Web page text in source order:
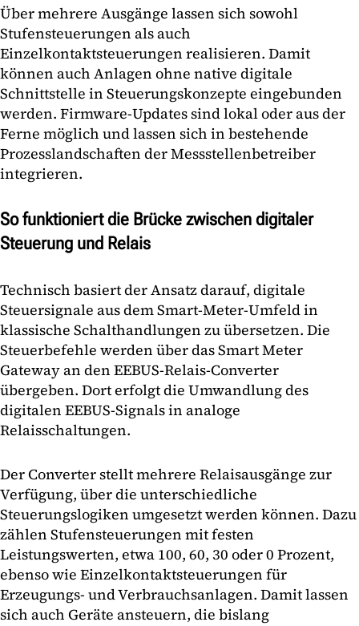
Über mehrere Ausgänge lassen sich sowohl
Stufensteuerungen als auch
Einzelkontaktsteuerungen realisieren. Damit
können auch Anlagen ohne native digitale
Schnittstelle in Steuerungskonzepte eingebunden
werden. Firmware-Updates sind lokal oder aus der
Ferne möglich und lassen sich in bestehende
Prozesslandschaften der Messstellenbetreiber
integrieren.
So funktioniert die Brücke zwischen digitaler
Steuerung und Relais
Technisch basiert der Ansatz darauf, digitale
Steuersignale aus dem Smart-Meter-Umfeld in
klassische Schalthandlungen zu übersetzen. Die
Steuerbefehle werden über das Smart Meter
Gateway an den EEBUS-Relais-Converter
übergeben. Dort erfolgt die Umwandlung des
digitalen EEBUS-Signals in analoge
Relaisschaltungen.
Der Converter stellt mehrere Relaisausgänge zur
Verfügung, über die unterschiedliche
Steuerungslogiken umgesetzt werden können. Dazu
zählen Stufensteuerungen mit festen
Leistungswerten, etwa 100, 60, 30 oder 0 Prozent,
ebenso wie Einzelkontaktsteuerungen für
Erzeugungs- und Verbrauchsanlagen. Damit lassen
sich auch Geräte ansteuern, die bislang